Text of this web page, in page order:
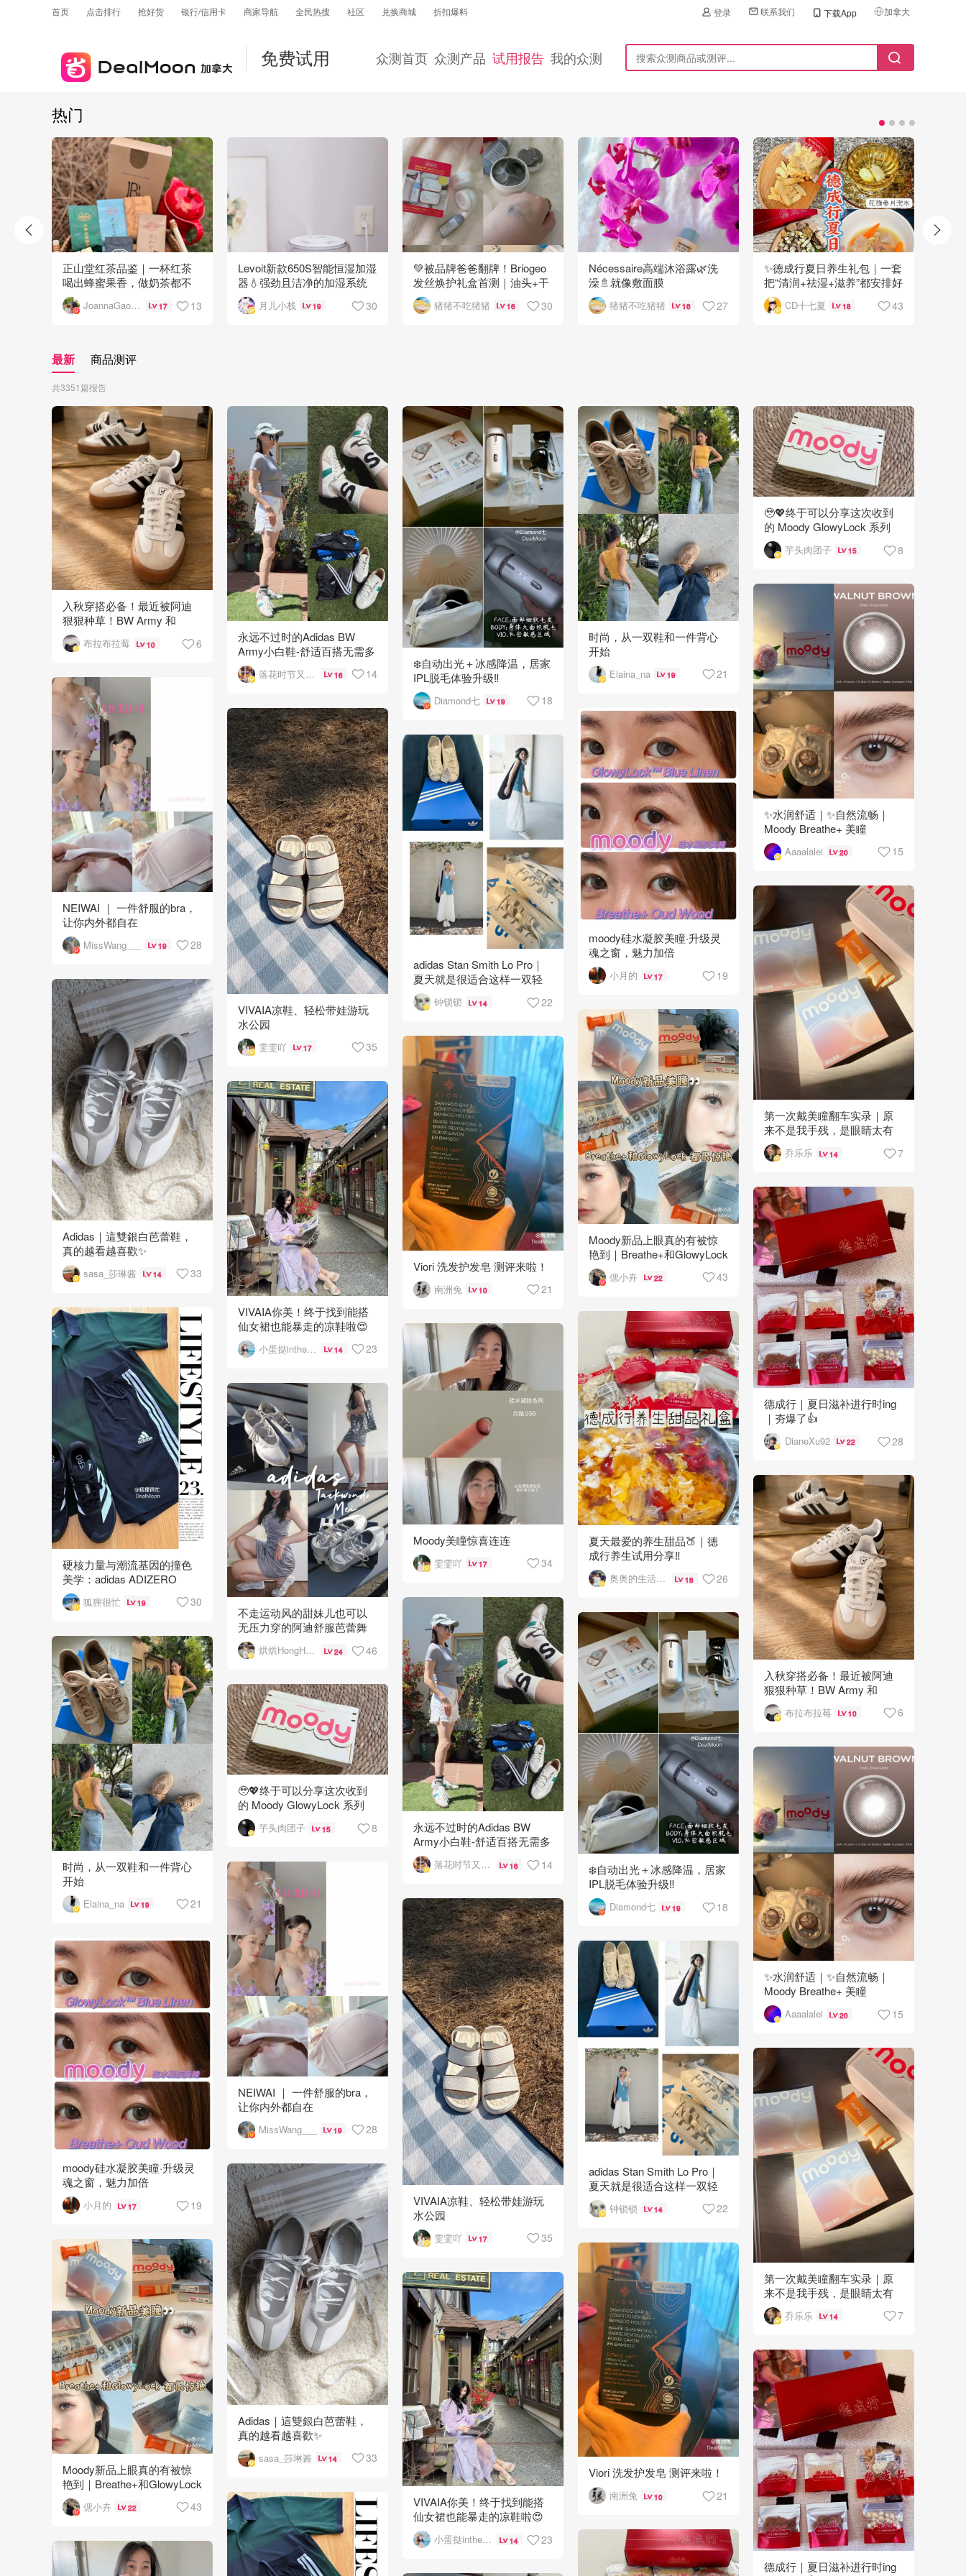
首页 点击排行 抢好货 银行/信用卡 商家导航 全民热搜 社区 兑换商城 折扣爆料 登录 联系我们 下载App 加拿大
🇺🇸美国
🇨🇳中国
🇬🇧英国
🇩🇪德国
🇫🇷法国
🇮🇹意大利
🇦🇺澳洲
🇳🇿
免费试用 众测首页 众测产品 试用报告 我的众测
热门
正山堂红茶品鉴｜一杯红茶
喝出蜂蜜果香，做奶茶都不
用额外加糖！
JoannaGaoSLP 17 13
Levoit新款650S智能恒湿加湿
器💧强劲且洁净的加湿系统
月儿小栈 19 30
💚被品牌爸爸翻牌！Briogeo
发丝焕护礼盒首测｜油头+干
发真的被拿捏了
猪猪不吃猪猪 16 30
Nécessaire高端沐浴露🌿洗
澡🚿就像敷面膜
猪猪不吃猪猪 16 27
✨德成行夏日养生礼包｜一套
把“清润+祛湿+滋养”都安排好
的日常养生组合
CD十七夏 18 43
最新 商品测评
共3351篇报告
入秋穿搭必备！最近被阿迪
狠狠种草！BW Army 和
Sambae 值得拥有！
布拉布拉莓 10 6
永远不过时的Adidas BW
Army小白鞋-舒适百搭无需多
夸！✌️
落花时节又逢君 16 14
❄️自动出光＋冰感降温，居家
IPL脱毛体验升级‼️
Diamond七 19 18
时尚，从一双鞋和一件背心
开始
Elaina_na 19 21
🥹💖终于可以分享这次收到
的 Moody GlowyLock 系列
啦！！
芋头肉团子 15 8
✨水润舒适｜✨自然流畅｜
Moody Breathe+ 美瞳
Aaaalalei 20 15
NEIWAI ｜ 一件舒服的bra，
让你内外都自在
MissWang___ 19 28
VIVAIA凉鞋、轻松带娃游玩
水公园
雯雯吖 17 35
moody硅水凝胶美瞳·升级灵
魂之窗，魅力加倍
小月的 17 19
adidas Stan Smith Lo Pro｜
夏天就是很适合这样一双轻
盈的小白鞋
钟锁锁 14 22
第一次戴美瞳翻车实录｜原
来不是我手残，是眼睛太有
自己的想法😂
乔乐乐 14 7
Adidas｜這雙銀白芭蕾鞋，
真的越看越喜歡✨
sasa_莎琳酱 14 33
Moody新品上眼真的有被惊
艳到｜Breathe+和GlowyLock
怎么选👀
偲小卉 22 43
Viori 洗发护发皂 测评来啦！
南洲兔 10 21
VIVAIA你美！终于找到能搭
仙女裙也能暴走的凉鞋啦😍
小蛋挞inthesky 14 23
德成行｜夏日滋补进行时ing
｜夯爆了👍
DianeXu92 22 28
硬核力量与潮流基因的撞色
美学：adidas ADIZERO
Dropset Pro 解锁夏日爆棚男
友力！狐狸很忙 19 30
夏天最爱的养生甜品🍑｜德
成行养生试用分享‼️
奥奥的生活日记 18 26
Moody美瞳惊喜连连
雯雯吖 17 34
不走运动风的甜妹儿也可以
无压力穿的阿迪舒服芭蕾舞
鞋🩰
烘烘HongHong 24 46
入秋穿搭必备！最近被阿迪
狠狠种草！BW Army 和
Sambae 值得拥有！
布拉布拉莓 10 6
永远不过时的Adidas BW
Army小白鞋-舒适百搭无需多
夸！✌️
落花时节又逢君 16 14
❄️自动出光＋冰感降温，居家
IPL脱毛体验升级‼️
Diamond七 19 18
时尚，从一双鞋和一件背心
开始
Elaina_na 19 21
🥹💖终于可以分享这次收到
的 Moody GlowyLock 系列
啦！！
芋头肉团子 15 8
✨水润舒适｜✨自然流畅｜
Moody Breathe+ 美瞳
Aaaalalei 20 15
NEIWAI ｜ 一件舒服的bra，
让你内外都自在
MissWang___ 19 28
VIVAIA凉鞋、轻松带娃游玩
水公园
雯雯吖 17 35
moody硅水凝胶美瞳·升级灵
魂之窗，魅力加倍
小月的 17 19
adidas Stan Smith Lo Pro｜
夏天就是很适合这样一双轻
盈的小白鞋
钟锁锁 14 22
第一次戴美瞳翻车实录｜原
来不是我手残，是眼睛太有
自己的想法😂
乔乐乐 14 7
Adidas｜這雙銀白芭蕾鞋，
真的越看越喜歡✨
sasa_莎琳酱 14 33
Moody新品上眼真的有被惊
艳到｜Breathe+和GlowyLock
怎么选👀
偲小卉 22 43
Viori 洗发护发皂 测评来啦！
南洲兔 10 21
VIVAIA你美！终于找到能搭
仙女裙也能暴走的凉鞋啦😍
小蛋挞inthesky 14 23
德成行｜夏日滋补进行时ing